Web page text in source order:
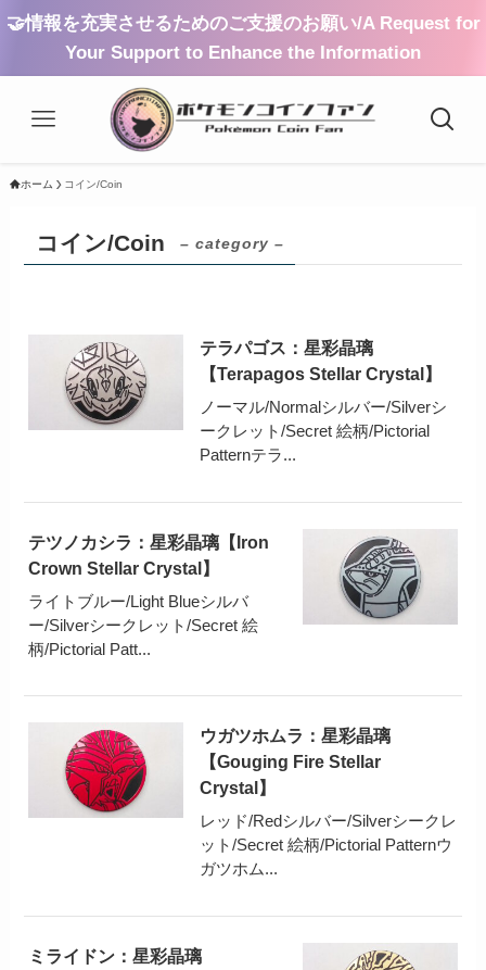
🤝情報を充実させるためのご支援のお願い/A Request for
Your Support to Enhance the Information
ホーム コイン/Coin
コイン/Coin – category –
テラパゴス：星彩晶璃
【Terapagos Stellar Crystal】
ノーマル/Normalシルバー/Silverシ
ークレット/Secret 絵柄/Pictorial
Patternテラ...
テツノカシラ：星彩晶璃【Iron
Crown Stellar Crystal】
ライトブルー/Light Blueシルバ
ー/Silverシークレット/Secret 絵
柄/Pictorial Patt...
ウガツホムラ：星彩晶璃
【Gouging Fire Stellar
Crystal】
レッド/Redシルバー/Silverシークレ
ット/Secret 絵柄/Pictorial Patternウ
ガツホム...
ミライドン：星彩晶璃